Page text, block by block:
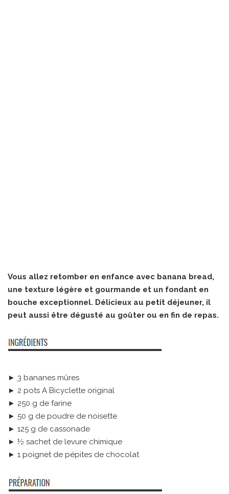
Vous allez retomber en enfance avec banana bread,
une texture légère et gourmande et un fondant en
bouche exceptionnel. Délicieux au petit déjeuner, il
peut aussi être dégusté au goûter ou en fin de repas.
► 3 bananes mûres
► 2 pots A Bicyclette original
► 250 g de farine
► 50 g de poudre de noisette
► 125 g de cassonade
► ½ sachet de levure chimique
► 1 poignet de pépites de chocolat